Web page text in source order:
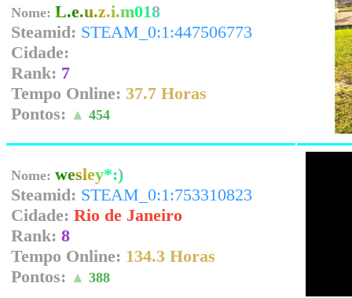
Nome: L.e.u.z.i.m018
Steamid: STEAM_0:1:447506773
Cidade:
Rank: 7
Tempo Online: 37.7 Horas
Pontos: ▲ 454
Nome: wesley*:)
Steamid: STEAM_0:1:753310823
Cidade: Rio de Janeiro
Rank: 8
Tempo Online: 134.3 Horas
Pontos: ▲ 388